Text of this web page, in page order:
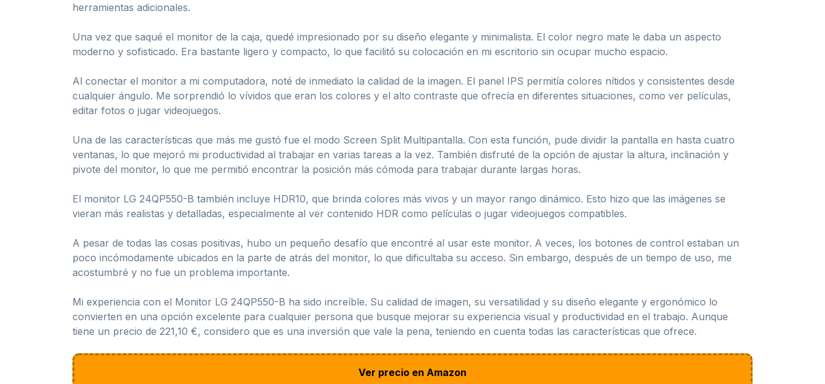
herramientas adicionales.
Una vez que saqué el monitor de la caja, quedé impresionado por su diseño elegante y minimalista. El color negro mate le daba un aspecto
moderno y sofisticado. Era bastante ligero y compacto, lo que facilitó su colocación en mi escritorio sin ocupar mucho espacio.
Al conectar el monitor a mi computadora, noté de inmediato la calidad de la imagen. El panel IPS permitía colores nítidos y consistentes desde
cualquier ángulo. Me sorprendió lo vívidos que eran los colores y el alto contraste que ofrecía en diferentes situaciones, como ver películas,
editar fotos o jugar videojuegos.
Una de las características que más me gustó fue el modo Screen Split Multipantalla. Con esta función, pude dividir la pantalla en hasta cuatro
ventanas, lo que mejoró mi productividad al trabajar en varias tareas a la vez. También disfruté de la opción de ajustar la altura, inclinación y
pivote del monitor, lo que me permitió encontrar la posición más cómoda para trabajar durante largas horas.
El monitor LG 24QP550-B también incluye HDR10, que brinda colores más vivos y un mayor rango dinámico. Esto hizo que las imágenes se
vieran más realistas y detalladas, especialmente al ver contenido HDR como películas o jugar videojuegos compatibles.
A pesar de todas las cosas positivas, hubo un pequeño desafío que encontré al usar este monitor. A veces, los botones de control estaban un
poco incómodamente ubicados en la parte de atrás del monitor, lo que dificultaba su acceso. Sin embargo, después de un tiempo de uso, me
acostumbré y no fue un problema importante.
Mi experiencia con el Monitor LG 24QP550-B ha sido increíble. Su calidad de imagen, su versatilidad y su diseño elegante y ergonómico lo
convierten en una opción excelente para cualquier persona que busque mejorar su experiencia visual y productividad en el trabajo. Aunque
tiene un precio de 221,10 €, considero que es una inversión que vale la pena, teniendo en cuenta todas las características que ofrece.
Ver precio en Amazon